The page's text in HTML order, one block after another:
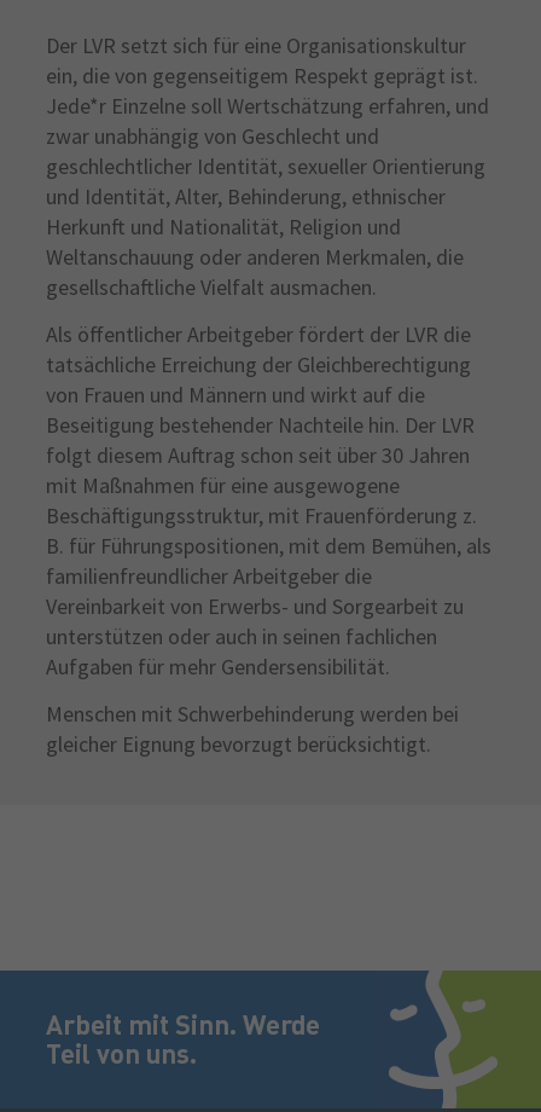
Der LVR setzt sich für eine Organisationskultur
ein, die von gegenseitigem Respekt geprägt ist.
Jede*r Einzelne soll Wertschätzung erfahren, und
zwar unabhängig von Geschlecht und
geschlechtlicher Identität, sexueller Orientierung
und Identität, Alter, Behinderung, ethnischer
Herkunft und Nationalität, Religion und
Weltanschauung oder anderen Merkmalen, die
gesellschaftliche Vielfalt ausmachen.
Als öffentlicher Arbeitgeber fördert der LVR die
tatsächliche Erreichung der Gleichberechtigung
von Frauen und Männern und wirkt auf die
Beseitigung bestehender Nachteile hin. Der LVR
folgt diesem Auftrag schon seit über 30 Jahren
mit Maßnahmen für eine ausgewogene
Beschäftigungsstruktur, mit Frauenförderung z.
B. für Führungspositionen, mit dem Bemühen, als
familienfreundlicher Arbeitgeber die
Vereinbarkeit von Erwerbs- und Sorgearbeit zu
unterstützen oder auch in seinen fachlichen
Aufgaben für mehr Gendersensibilität.
Menschen mit Schwerbehinderung werden bei
gleicher Eignung bevorzugt berücksichtigt.
Jetzt bewerben!
Fußzeile
Arbeit mit Sinn. Werde
Teil von uns.